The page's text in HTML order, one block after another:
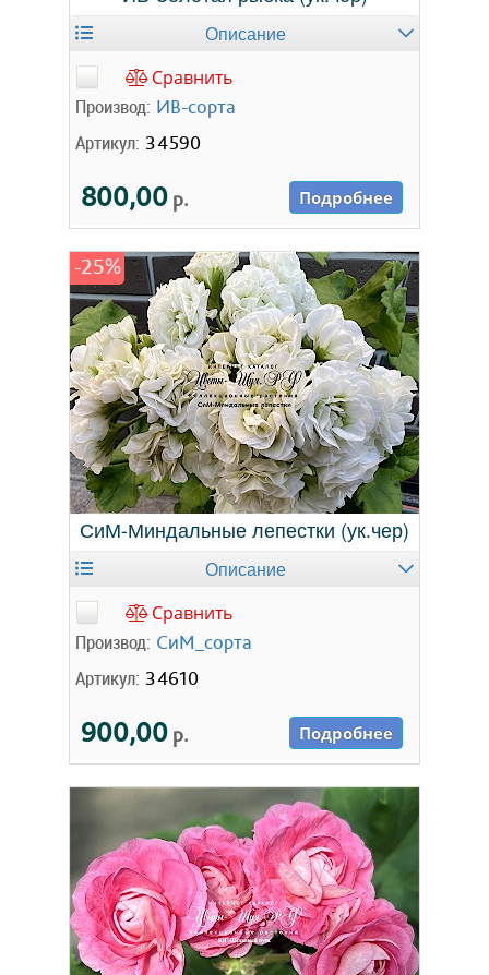
Описание
Сравнить
Производ: ИВ-сорта
Артикул: 34590
800,00 р. Подробнее
-25%
СиМ-Миндальные лепестки (ук.чер)
Описание
Сравнить
Производ: СиМ_сорта
Артикул: 34610
900,00 р. Подробнее